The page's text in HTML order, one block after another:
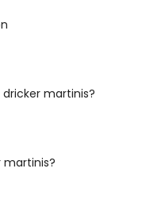
martinis?
martinis?